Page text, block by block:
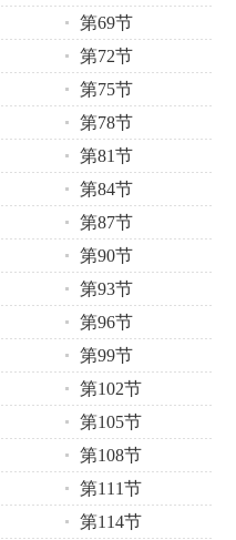
第69节
第72节
第75节
第78节
第81节
第84节
第87节
第90节
第93节
第96节
第99节
第102节
第105节
第108节
第111节
第114节